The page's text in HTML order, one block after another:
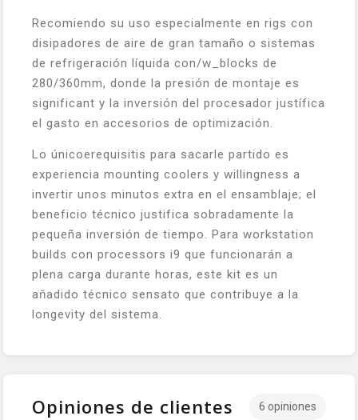
Recomiendo su uso especialmente en rigs con
disipadores de aire de gran tamaño o sistemas
de refrigeración líquida con/w_blocks de
280/360mm, donde la presión de montaje es
significant y la inversión del procesador justífica
el gasto en accesorios de optimización.
Lo únicoerequisitis para sacarle partido es
experiencia mounting coolers y willingness a
invertir unos minutos extra en el ensamblaje; el
beneficio técnico justifica sobradamente la
pequeña inversión de tiempo. Para workstation
builds con processors i9 que funcionarán a
plena carga durante horas, este kit es un
aňadido técnico sensato que contribuye a la
longevity del sistema.
Opiniones de clientes 6 opiniones